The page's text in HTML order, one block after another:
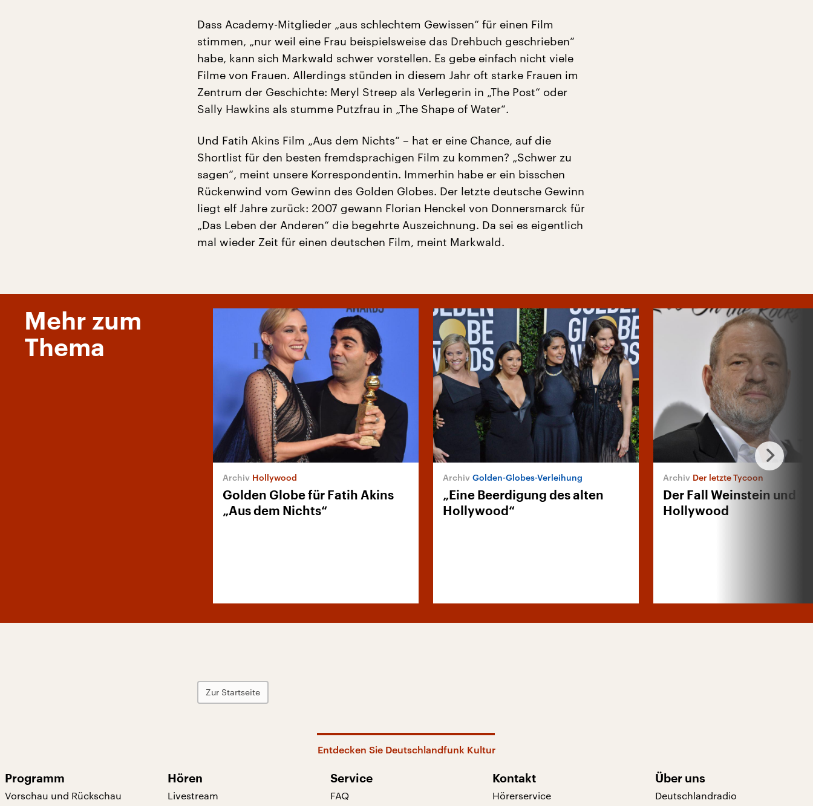
Dass Academy-Mitglieder „aus schlechtem Gewissen“ für einen Film
stimmen, „nur weil eine Frau beispielsweise das Drehbuch geschrieben“
habe, kann sich Markwald schwer vorstellen. Es gebe einfach nicht viele
Filme von Frauen. Allerdings stünden in diesem Jahr oft starke Frauen im
Zentrum der Geschichte: Meryl Streep als Verlegerin in „The Post“ oder
Sally Hawkins als stumme Putzfrau in „The Shape of Water“.
Und Fatih Akins Film „Aus dem Nichts“ – hat er eine Chance, auf die
Shortlist für den besten fremdsprachigen Film zu kommen? „Schwer zu
sagen“, meint unsere Korrespondentin. Immerhin habe er ein bisschen
Rückenwind vom Gewinn des Golden Globes. Der letzte deutsche Gewinn
liegt elf Jahre zurück: 2007 gewann Florian Henckel von Donnersmarck für
„Das Leben der Anderen“ die begehrte Auszeichnung. Da sei es eigentlich
mal wieder Zeit für einen deutschen Film, meint Markwald.
Mehr zum
Thema
Hollywood
Golden Globe für Fatih Akins
„Aus dem Nichts“
Golden-Globes-Verleihung
„Eine Beerdigung des alten
Hollywood“
Der letzte Tycoon
Der Fall Weinstein und
Hollywood
Zur Startseite
Entdecken Sie Deutschlandfunk Kultur
Programm
Vorschau und Rückschau
Hören
Livestream
Service
FAQ
Kontakt
Hörerservice
Über uns
Deutschlandradio